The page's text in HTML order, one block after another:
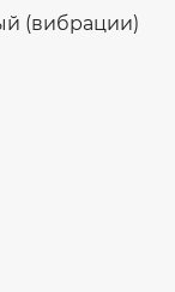
(вибрации)